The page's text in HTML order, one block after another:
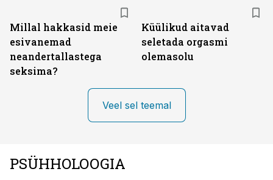
Millal hakkasid meie
esivanemad
neandertallastega
seksima?
Küülikud aitavad
seletada orgasmi
olemasolu
Veel sel teemal
PSÜHHOLOOGIA